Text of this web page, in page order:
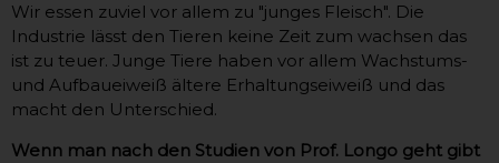
Wir essen zuviel vor allem zu "junges Fleisch". Die
Industrie lässt den Tieren keine Zeit zum wachsen das
ist zu teuer. Junge Tiere haben vor allem Wachstums-
und Aufbaueiweiß ältere Erhaltungseiweiß und das
macht den Unterschied.
Wenn man nach den Studien von Prof. Longo geht gibt